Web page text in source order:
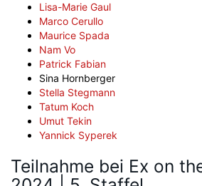
Lisa-Marie Gaul
Marco Cerullo
Maurice Spada
Nam Vo
Patrick Fabian
Sina Hornberger
Stella Stegmann
Tatum Koch
Umut Tekin
Yannick Syperek
Teilnahme bei Ex on